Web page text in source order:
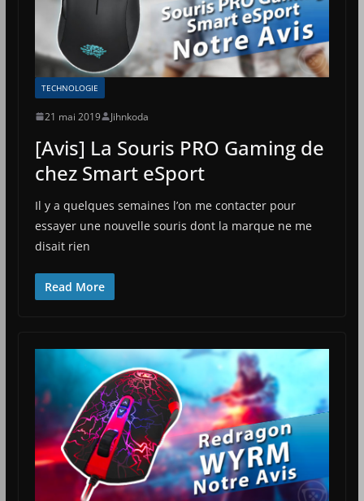
TECHNOLOGIE
21 mai 2019 Jihnkoda
[Avis] La Souris PRO Gaming de
chez Smart eSport
Il y a quelques semaines l’on me contacter pour
essayer une nouvelle souris dont la marque ne me
disait rien
Read More